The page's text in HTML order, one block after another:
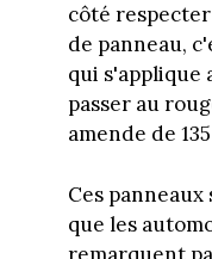
côté
de panneau,
qui s'applique
passer au
amende de
Ces
que les